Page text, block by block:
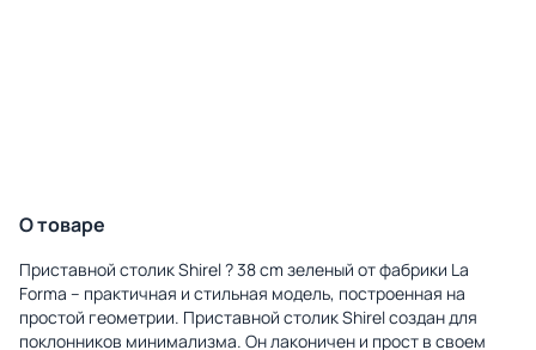
О товаре
Приставной столик Shirel ? 38 cm зеленый от фабрики La
Forma – практичная и стильная модель, построенная на
простой геометрии. Приставной столик Shirel создан для
поклонников минимализма. Он лаконичен и прост в своем